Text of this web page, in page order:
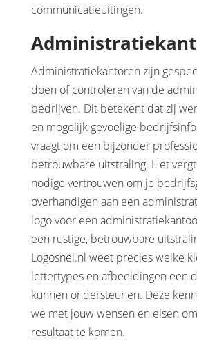
communicatieuitingen.
Administratiekantoren zijn
doen of controleren van de
bedrijven. Dit betekent dat zij
en mogelijk gevoelige
vraagt om een bijzonder
betrouwbare uitstraling. Het
nodige vertrouwen om je
overhandigen aan een
logo voor een
een rustige, betrouwbare
Logosnel.nl weet precies welke
lettertypes en afbeeldingen een
kunnen ondersteunen. Deze
we met jouw wensen en eisen
resultaat te komen.